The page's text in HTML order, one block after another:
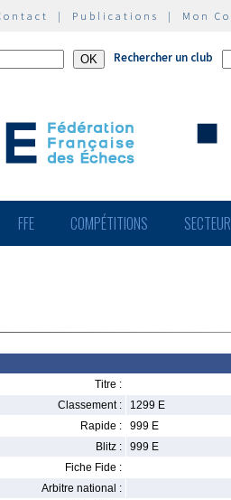
| Publications | Mon
Rechercher un club
FFE COMPÉTITIONS
Titre :
Classement :
1299 E
Rapide :
999 E
Blitz :
999 E
Fiche Fide :
Arbitre national :